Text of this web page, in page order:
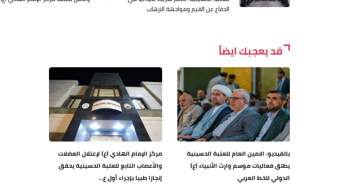
الدفاع عن القيم ومواجهة الارهاب
قد يعجبك ايضاً
بالفيديو: الامين العام للعتبة الحسينية
يطلق فعاليات موسم وارث الأنبياء (ع)
الدولي للخط العربي
مركز الإمام الهادي (ع) لإعتلال العضلات
والأعصاب التابع للعتبة الحسينية يحقق
إنجازا طبيا بإجراء أول ع...